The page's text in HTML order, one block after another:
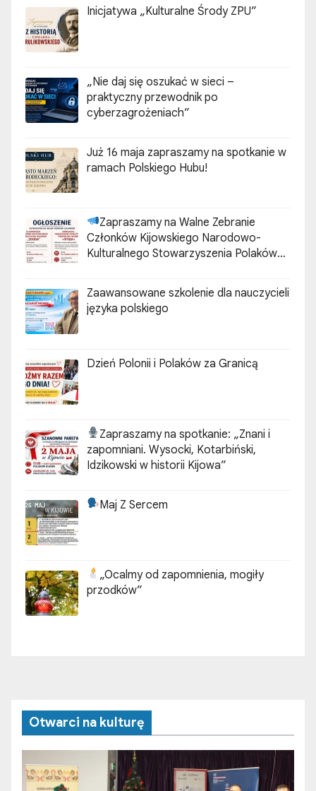
Inicjatywa „Kulturalne Środy ZPU”
„Nie daj się oszukać w sieci –
praktyczny przewodnik po
cyberzagrożeniach”
Już 16 maja zapraszamy na spotkanie w
ramach Polskiego Hubu!
Zapraszamy na Walne Zebranie
Członków Kijowskiego Narodowo-
Kulturalnego Stowarzyszenia Polaków
Zaawansowane szkolenie dla nauczycieli
języka polskiego
Dzień Polonii i Polaków za Granicą
Zapraszamy na spotkanie: „Znani i
zapomniani. Wysocki, Kotarbiński,
Idzikowski w historii Kijowa”
Maj Z Sercem
„Ocalmy od zapomnienia, mogiły
przodków”
Otwarci na kulturę